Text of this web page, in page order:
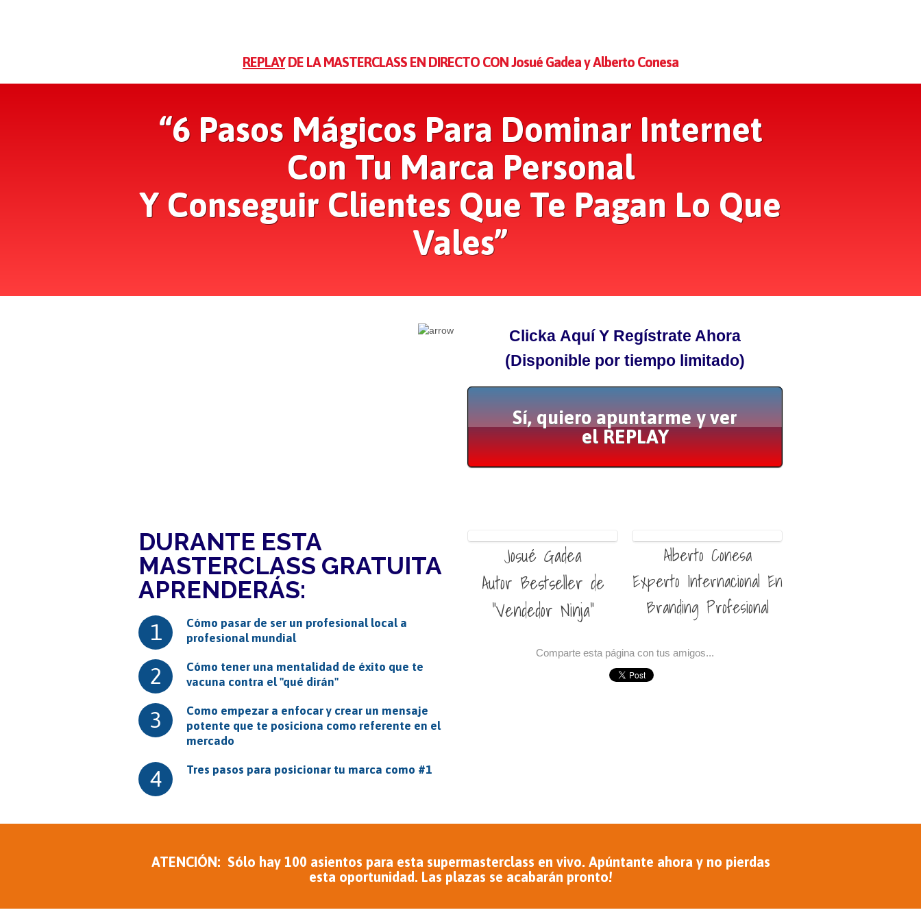
REPLAYDE LA MASTERCLASS EN DIRECTO CON Josué Gadea y Alberto Conesa
“6 Pasos Mágicos Para Dominar Internet
Con Tu Marca Personal
Y Conseguir Clientes Que Te Pagan Lo Que
Vales”
Clicka Aquí Y Regístrate Ahora
(Disponible por tiempo limitado)
Sí, quiero apuntarme y ver
el REPLAY
DURANTE ESTA
MASTERCLASS GRATUITA
APRENDERÁS:
1
Cómo pasar de ser un profesional local a
profesional mundial
2
Cómo tener una mentalidad de éxito que te
vacuna contra el "qué dirán"
3
Como empezar a enfocar y crear un mensaje
potente que te posiciona como referente en el
mercado
4 Tres pasos para posicionar tu marca como #1
Josué Gadea
Autor Bestseller de
"Vendedor Ninja"
Alberto Conesa
Experto Internacional En
Branding Profesional
Comparte esta página con tus amigos...
ATENCIÓN: Sólo hay 100 asientos para esta supermasterclass en vivo. Apúntante ahora y no pierdas
esta oportunidad. Las plazas se acabarán pronto!